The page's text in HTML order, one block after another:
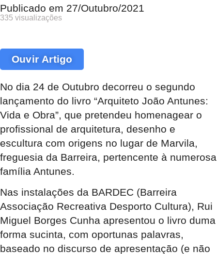
Publicado em 27/Outubro/2021
335 visualizações
Ouvir Artigo
No dia 24 de Outubro decorreu o segundo
lançamento do livro “Arquiteto João Antunes:
Vida e Obra”, que pretendeu homenagear o
profissional de arquitetura, desenho e
escultura com origens no lugar de Marvila,
freguesia da Barreira, pertencente à numerosa
família Antunes.
Nas instalações da BARDEC (Barreira
Associação Recreativa Desporto Cultura), Rui
Miguel Borges Cunha apresentou o livro duma
forma sucinta, com oportunas palavras,
baseado no discurso de apresentação (e não